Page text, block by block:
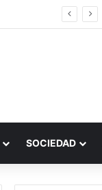
SOCIEDAD